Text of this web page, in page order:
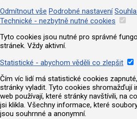
Odmítnout vše Podrobné nastavení
Technické - nezbytně nutné cookies
Tyto cookies jsou nutné pro správné
stránek. Vždy aktivní.
Statistické - abychom věděli co zlepšit
Čím víc lidí má statistické cookies
stránky vyladit. Tyto cookies shromažďují
web používají, které stránky navštívili, na
jsi klikla. Všechny informace, které
jsou souhrnné a anonymní.